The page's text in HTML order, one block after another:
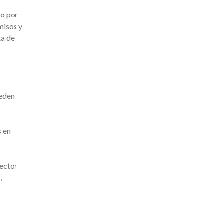
por
y
de
en